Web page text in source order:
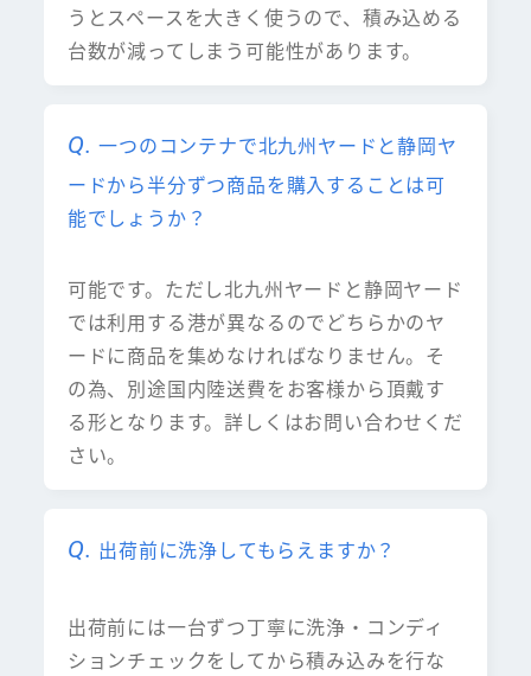
うとスペースを大きく使うので、積み込める
台数が減ってしまう可能性があります。
一つのコンテナで北九州ヤードと静岡ヤ
ードから半分ずつ商品を購入することは可
能でしょうか？
可能です。ただし北九州ヤードと静岡ヤード
では利用する港が異なるのでどちらかのヤ
ードに商品を集めなければなりません。そ
の為、別途国内陸送費をお客様から頂戴す
る形となります。詳しくはお問い合わせくだ
さい。
出荷前に洗浄してもらえますか？
出荷前には一台ずつ丁寧に洗浄・コンディ
ションチェックをしてから積み込みを行な